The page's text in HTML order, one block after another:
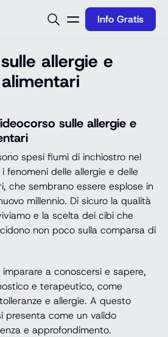
Info Gratis
allergie e
sulle allergie e
spesi fiumi di inchiostro nel
fenomeni delle allergie e delle
che sembrano essere esplose in
millennio. Di sicuro la qualità
e la scelta dei cibi che
non poco sulla comparsa di
a conoscersi e sapere,
e terapeutico, come
e allergie. A questo
presenta come un valido
e approfondimento.